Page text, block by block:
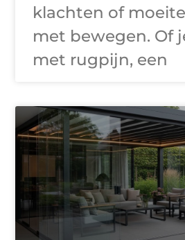
klachten of
met bewegen. Of
met rugpijn, een